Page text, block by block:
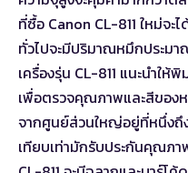
ที่ซื้อ Canon CL-811 ใหม่จ
ทั่วไปจะมีปริมาณหมึกประม
เครื่องรุ่น CL-811 แนะนำใ
เพื่อตรวจคุณภาพและสีของ
จากศูนย์ส่วนใหญ่อยู่ที่หนึ่ง
เทียบเท่ามักรับประกันคุณภ